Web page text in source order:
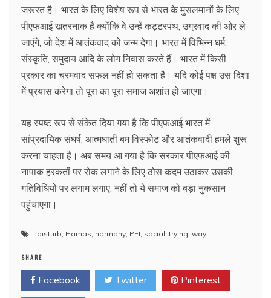
जरूरत है। भारत के लिए विशेष रूप से भारत के मुसलमानों के लिए
पीएफआई खतरनाक हैं क्योंकि वे उन्हें कट्टरपंथ, उग्रवाद की ओर ले
जाएंगे, जो देश में आतंकवाद को जन्म देगा। भारत में विभिन्न धर्म,
संस्कृति, समुदाय आदि के लोग निवास करते हैं। भारत में किसी
प्रकार का चरमवाद सफल नहीं हो सकता है। यदि कोई पक्ष उस दिशा
में प्रयास करेगा तो पूरा का पूरा समाज अशांत हो जाएगा।
यह स्पष्ट रूप से संकेत दिया गया है कि पीएफआई भारत में
सांप्रदायिक संघर्ष, आत्मघाती बम विस्फोट और आतंकवादी हमले शुरू
करना चाहता है। अब समय आ गया है कि सरकार पीएफआई की
नापाक हरकतों पर रोक लगाने के लिए ठोस कदम उठाकर उसकी
गतिविधियों पर लगाम लगाए, नहीं तो ये समाज को बड़ा नुकसान
पहुंचाएगा।
disturb Hamas harmony PFI social ,trying way
SHARE
Facebook Twitter Pinterest